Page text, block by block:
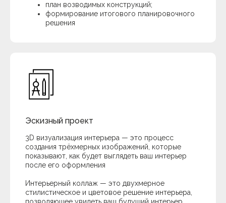
план возводимых конструкций;
формирование итогового планировочного
решения
Эскизный проект
3D визуализация интерьера — это процесс
создания трёхмерных изображений, которые
показывают, как будет выглядеть ваш интерьер
после его оформления
Интерьерный коллаж — это двухмерное
стилистическое и цветовое решение интерьера,